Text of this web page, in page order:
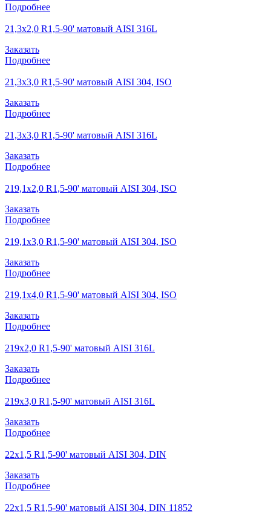
Подробнее
21,3х2,0 R1,5-90' матовый AISI 316L
Заказать
Подробнее
21,3х3,0 R1,5-90' матовый AISI 304, ISO
Заказать
Подробнее
21,3х3,0 R1,5-90' матовый AISI 316L
Заказать
Подробнее
219,1х2,0 R1,5-90' матовый AISI 304, ISO
Заказать
Подробнее
219,1х3,0 R1,5-90' матовый AISI 304, ISO
Заказать
Подробнее
219,1х4,0 R1,5-90' матовый AISI 304, ISO
Заказать
Подробнее
219х2,0 R1,5-90' матовый AISI 316L
Заказать
Подробнее
219х3,0 R1,5-90' матовый AISI 316L
Заказать
Подробнее
22х1,5 R1,5-90' матовый AISI 304, DIN
Заказать
Подробнее
22х1,5 R1,5-90' матовый AISI 304, DIN 11852